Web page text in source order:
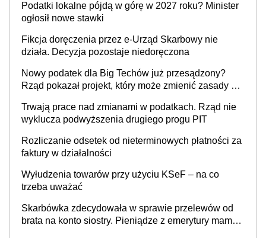
cywilnoprawnej jedynym racjonalnym wyjściem
Podatki lokalne pójdą w górę w 2027 roku? Minister
ogłosił nowe stawki
Fikcja doręczenia przez e-Urząd Skarbowy nie
działa. Decyzja pozostaje niedoręczona
Nowy podatek dla Big Techów już przesądzony?
Rząd pokazał projekt, który może zmienić zasady gry
Trwają prace nad zmianami w podatkach. Rząd nie
wyklucza podwyższenia drugiego progu PIT
Rozliczanie odsetek od nieterminowych płatności za
faktury w działalności
Wyłudzenia towarów przy użyciu KSeF – na co
trzeba uważać
Skarbówka zdecydowała w sprawie przelewów od
brata na konto siostry. Pieniądze z emerytury mamy